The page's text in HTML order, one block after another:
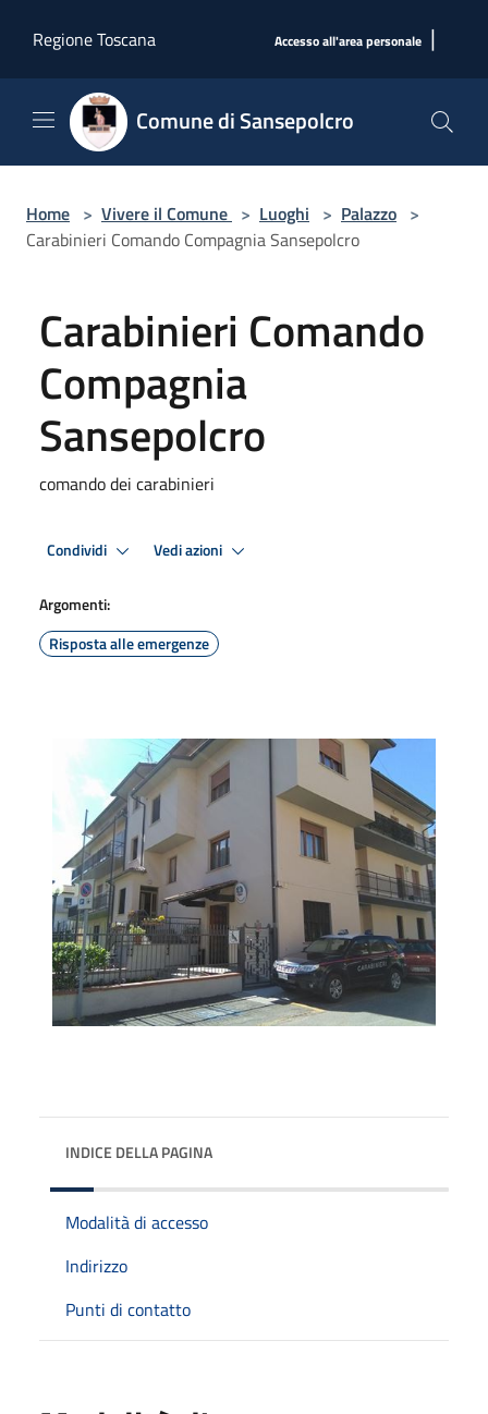
Regione Toscana
Accesso all'area personale |
Comune di Sansepolcro
Home > Vivere il Comune > Luoghi > Palazzo >
Carabinieri Comando Compagnia Sansepolcro
Carabinieri Comando
Compagnia
Sansepolcro
comando dei carabinieri
Condividi Vedi azioni
Argomenti:
Risposta alle emergenze
INDICE DELLA PAGINA
Modalità di accesso
Indirizzo
Punti di contatto